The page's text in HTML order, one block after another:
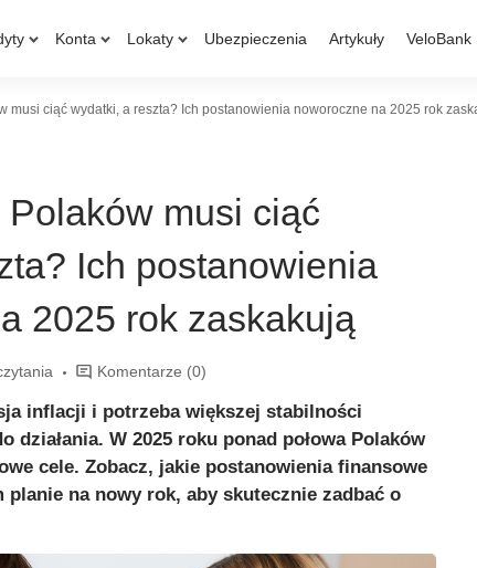
Konta Lokaty Ubezpieczenia Artykuły VeloBank
musi ciąć wydatki, a reszta? Ich postanowienia noworoczne na 2025 rok
musi ciąć
Ich postanowienia
2025 rok zaskakują
Komentarze (0)
inflacji i potrzeba większej stabilności
działania. W 2025 roku ponad połowa Polaków
cele. Zobacz, jakie postanowienia finansowe
na nowy rok, aby skutecznie zadbać o